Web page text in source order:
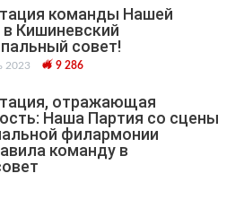
команды Нашей
в Кишиневский
cовет!
2023 9 286
отражающая
Наша Партия со сцены
филармонии
команду в